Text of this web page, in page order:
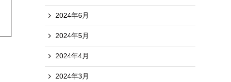
2024年6月
2024年5月
2024年4月
2024年3月